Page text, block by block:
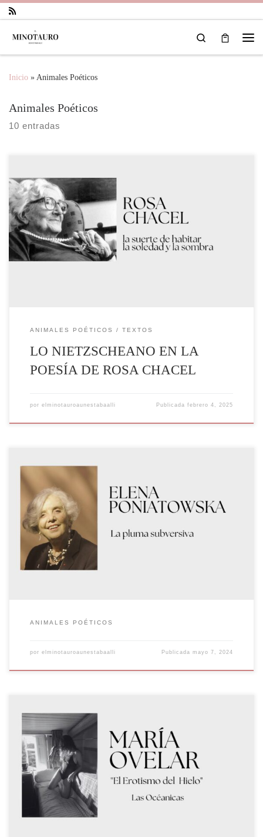
Saltar al contenido
Search
Inicio » Animales Poéticos
Animales Poéticos
10 entradas
La poesía de Rosa Chacel, atravesada por el eco de la filosofía
nietzscheana, ofrece una visión profunda y compleja de la condición
humana. La soledad, como reflejo de un desarraigo existencial, y la
búsqueda incesante de la luz como símbolo de la superación, son dos
elementos fundamentales en su obra, […]
ANIMALES POÉTICOS TEXTOS
LO NIETZSCHEANO EN LA
POESÍA DE ROSA CHACEL
por elminotauroaunestabaalli Publicadafebrero 4, 2025
Elena Poniatowska, nacida el 19 de mayo de 1932 en París, Francia, es
una de las voces literarias más destacadas y disruptivas en la historia
de la literatura mexicana. Su obra, que abarca desde la crónica
periodística hasta la novela y el cuento, ha dejado una huella
profunda en el […]
ANIMALES POÉTICOS
por elminotauroaunestabaalli Publicadamayo 7, 2024
El Erotismo del hielo en la poesía de María Ovelar Las Oceánicas
«Cuando quedas atrapado en la destrucción, debes abrir una puerta a
la creación.» Anaïs Nin La primera vez que escuché a María recitar
supe que estaba en presencia de una gran poeta, su activismo feminista
que es en […]